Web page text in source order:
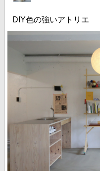
DIY色の強いアトリエ